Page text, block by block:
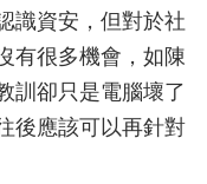
識資安，但對於社
有很多機會，如陳
訓卻只是電腦壞了
後應該可以再針對